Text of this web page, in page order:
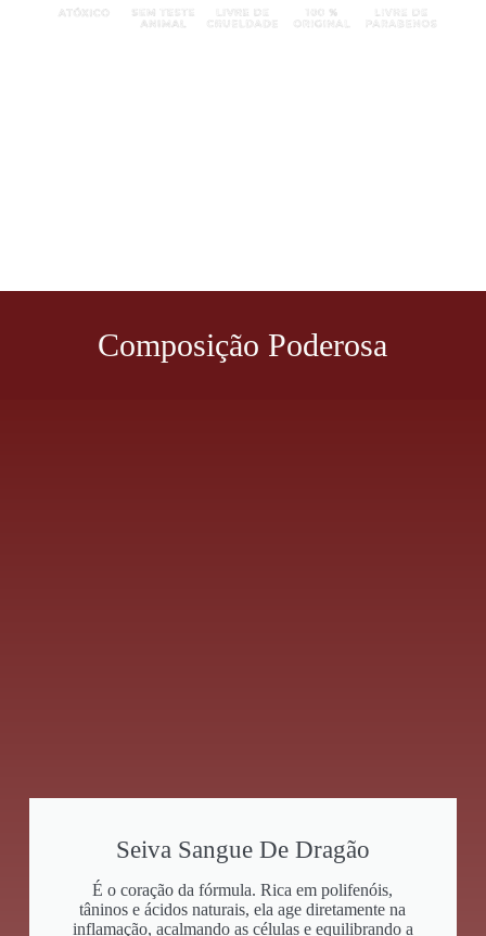
Composição Poderosa
Seiva Sangue De Dragão
É o coração da fórmula. Rica em polifenóis,
tâninos e ácidos naturais, ela age diretamente na
inflamação, acalmando as células e equilibrando a